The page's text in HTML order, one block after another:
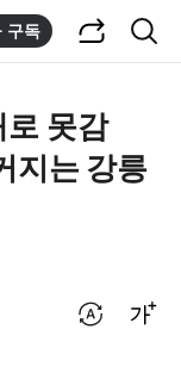
구독
로 못감
지는 강릉